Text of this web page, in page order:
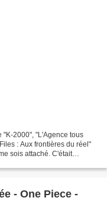
"K-2000", "L'Agence tous
: Aux frontières du réel"
sois attaché. C'était
- One Piece -